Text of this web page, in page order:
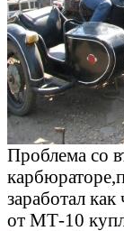
Проблема со
заработал
от МТ-10